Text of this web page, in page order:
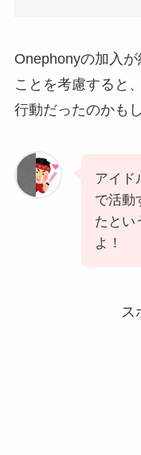
Onephonyの加入
ことを考慮すると
行動だったのかも
アイド
で活動
たとい
よ！
ス